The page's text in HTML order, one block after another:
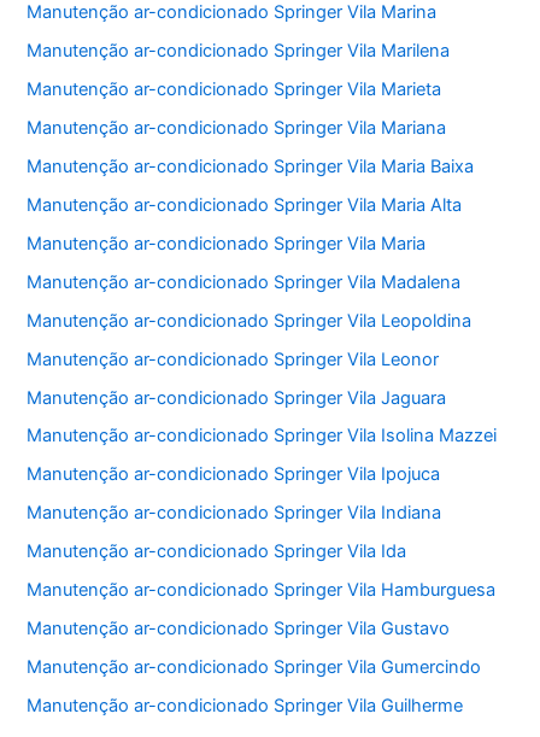
Manutenção ar-condicionado Springer Vila Marina
Manutenção ar-condicionado Springer Vila Marilena
Manutenção ar-condicionado Springer Vila Marieta
Manutenção ar-condicionado Springer Vila Mariana
Manutenção ar-condicionado Springer Vila Maria Baixa
Manutenção ar-condicionado Springer Vila Maria Alta
Manutenção ar-condicionado Springer Vila Maria
Manutenção ar-condicionado Springer Vila Madalena
Manutenção ar-condicionado Springer Vila Leopoldina
Manutenção ar-condicionado Springer Vila Leonor
Manutenção ar-condicionado Springer Vila Jaguara
Manutenção ar-condicionado Springer Vila Isolina Mazzei
Manutenção ar-condicionado Springer Vila Ipojuca
Manutenção ar-condicionado Springer Vila Indiana
Manutenção ar-condicionado Springer Vila Ida
Manutenção ar-condicionado Springer Vila Hamburguesa
Manutenção ar-condicionado Springer Vila Gustavo
Manutenção ar-condicionado Springer Vila Gumercindo
Manutenção ar-condicionado Springer Vila Guilherme